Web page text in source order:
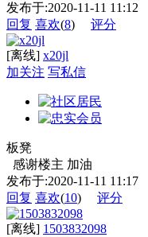
发布于:2020-11-11 11:12
回复 喜欢(8) 评分
[离线] x20jl
加关注 写私信
板凳
感谢楼主 加油
发布于:2020-11-11 11:17
回复 喜欢(10) 评分
[离线] 1503832098